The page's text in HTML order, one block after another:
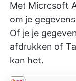
Met Microsoft
om je
Of je je
afdrukken of
kan het.